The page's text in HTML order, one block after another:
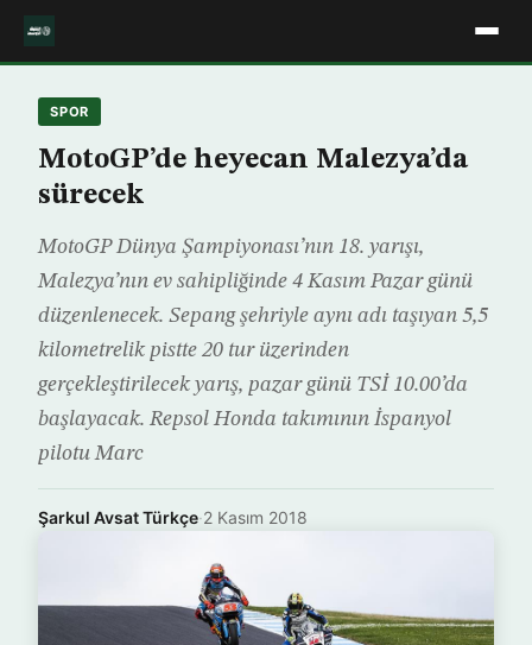
SPOR
MotoGP’de heyecan Malezya’da
sürecek
MotoGP Dünya Şampiyonası’nın 18. yarışı,
Malezya’nın ev sahipliğinde 4 Kasım Pazar günü
düzenlenecek. Sepang şehriyle aynı adı taşıyan 5,5
kilometrelik pistte 20 tur üzerinden
gerçekleştirilecek yarış, pazar günü TSİ 10.00’da
başlayacak. Repsol Honda takımının İspanyol
pilotu Marc
Şarkul Avsat Türkçe·2 Kasım 2018